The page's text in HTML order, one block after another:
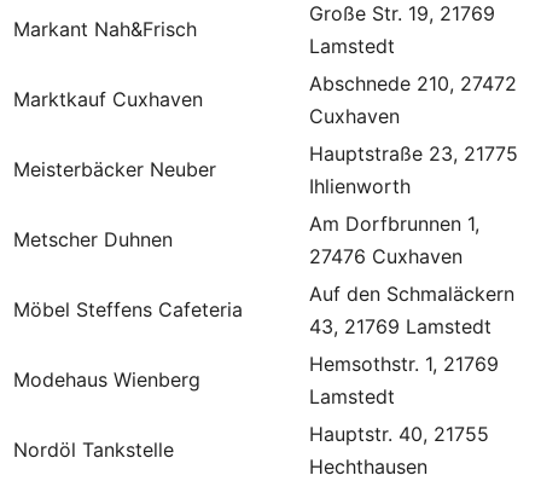
Markant Nah&Frisch
Große Str. 19, 21769
Lamstedt
Marktkauf Cuxhaven
Abschnede 210, 27472
Cuxhaven
Meisterbäcker Neuber
Hauptstraße 23, 21775
Ihlienworth
Metscher Duhnen
Am Dorfbrunnen 1,
27476 Cuxhaven
Möbel Steffens Cafeteria
Auf den Schmaläckern
43, 21769 Lamstedt
Modehaus Wienberg
Hemsothstr. 1, 21769
Lamstedt
Nordöl Tankstelle
Hauptstr. 40, 21755
Hechthausen